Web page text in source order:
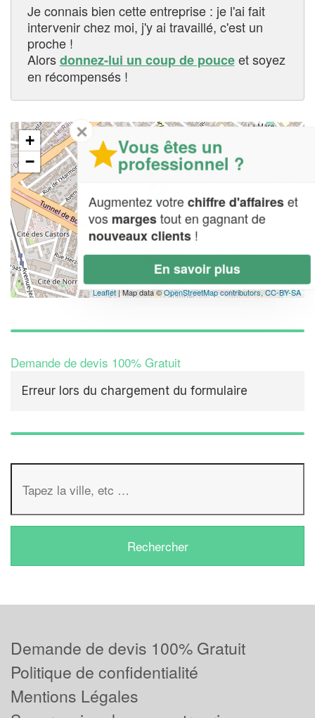
Je connais bien cette entreprise : je l'ai fait
intervenir chez moi, j'y ai travaillé, c'est un
proche !
Alorsdonnez-lui un coup de pouceet soyez
en récompensés !
+
−
Leaflet| Map data ©OpenStreetMap contributors,CC-BY-SA
Demande de devis 100% Gratuit
Erreur lors du chargement du formulaire
✕
Vous êtes un
professionnel ?
Augmentez votrechiffre d'affaireset
vosmargestout en gagnant de
nouveaux clients!
En savoir plus
Demande de devis 100% Gratuit
Politique de confidentialité
Mentions Légales